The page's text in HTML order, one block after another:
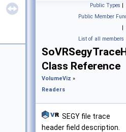
Public Types |
Public Member
|
List of all members
Class Reference
VolumeViz »
Readers
SEGY file trace
header field description.